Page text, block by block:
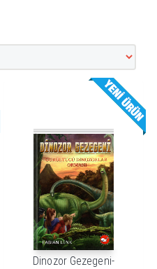
Dinozor Gezegeni-